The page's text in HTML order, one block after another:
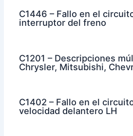
C1446 – Fallo en el
interruptor del freno
C1201 – Descripciones
Chrysler, Mitsubishi,
C1402 – Fallo en el
velocidad delantero LH